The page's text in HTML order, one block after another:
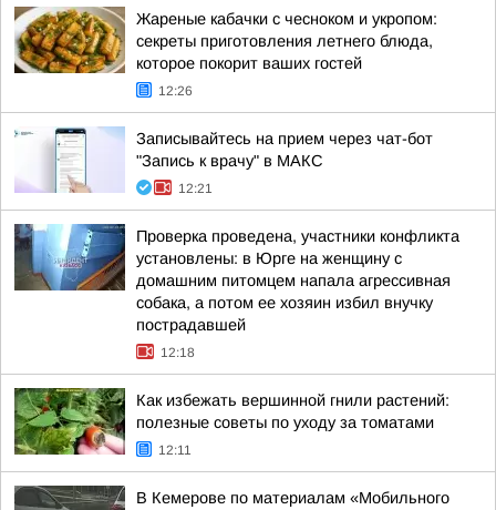
Жареные кабачки с чесноком и укропом:
секреты приготовления летнего блюда,
которое покорит ваших гостей
12:26
Записывайтесь на прием через чат-бот
"Запись к врачу" в МАКС
12:21
Проверка проведена, участники конфликта
установлены: в Юрге на женщину с
домашним питомцем напала агрессивная
собака, а потом ее хозяин избил внучку
пострадавшей
12:18
Как избежать вершинной гнили растений:
полезные советы по уходу за томатами
12:11
В Кемерове по материалам «Мобильного